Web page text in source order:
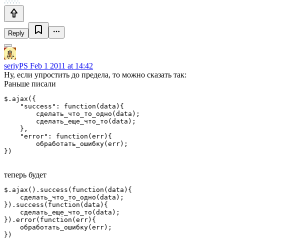
Reply
seriyPS Feb 1 2011 at 14:42
Ну, если упростить до предела, то можно сказать так:
Раньше писали
$.ajax({
    "success": function(data){
        сделать_что_то_одно(data);
        сделать_еще_что_то(data);
    },
    "error": function(err){
        обработать_ошибку(err);
})
теперь будет
$.ajax().success(function(data){
    сделать_что_то_одно(data);
}).success(function(data){
    сделать_еще_что_то(data);
}).error(function(err){
    обработать_ошибку(err);
})